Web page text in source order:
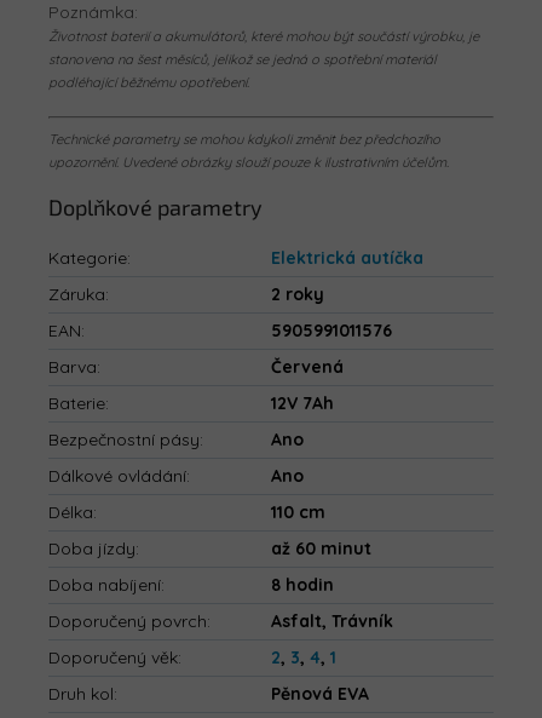
Poznámka:
Životnost baterií a akumulátorů, které mohou být součástí výrobku, je
stanovena na šest měsíců, jelikož se jedná o spotřební materiál
podléhající běžnému opotřebení.
Technické parametry se mohou kdykoli změnit bez předchozího
upozornění. Uvedené obrázky slouží pouze k ilustrativním účelům.
Doplňkové parametry
Kategorie:
Elektrická autíčka
Záruka:
2 roky
EAN:
5905991011576
Barva:
Červená
Baterie:
12V 7Ah
Bezpečnostní pásy:
Ano
Dálkové ovládání:
Ano
Délka:
110 cm
Doba jízdy:
až 60 minut
Doba nabíjení:
8 hodin
Doporučený povrch:
Asfalt, Trávník
Doporučený věk: 2, 3, 4, 1
Druh kol:
Pěnová EVA